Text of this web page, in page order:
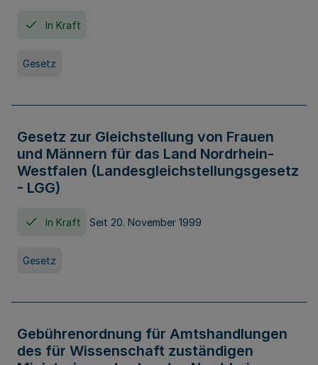
In Kraft
Gesetz
Gesetz zur Gleichstellung von Frauen
und Männern für das Land Nordrhein-
Westfalen (Landesgleichstellungsgesetz
- LGG)
In Kraft Seit 20. November 1999
Gesetz
Gebührenordnung für Amtshandlungen
des für Wissenschaft zuständigen